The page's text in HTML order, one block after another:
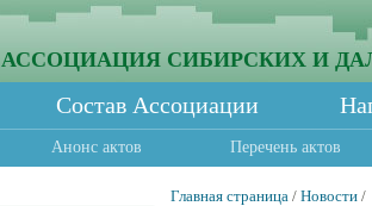
АССОЦИАЦИЯ СИБИРСКИХ И
Состав Ассоциации
Анонс актов Перечень актов
Главная страница / Новости /